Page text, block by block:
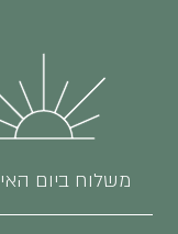
משלוח ביום